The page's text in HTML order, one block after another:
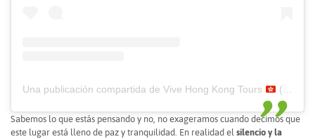
Una publicación compartida de Vive Hong Kong Tours (@vivehongkong)
Sabemos lo que estás pensando y no, no exageramos cuando decimos que
este lugar está lleno de paz y tranquilidad. En realidad el silencio y la